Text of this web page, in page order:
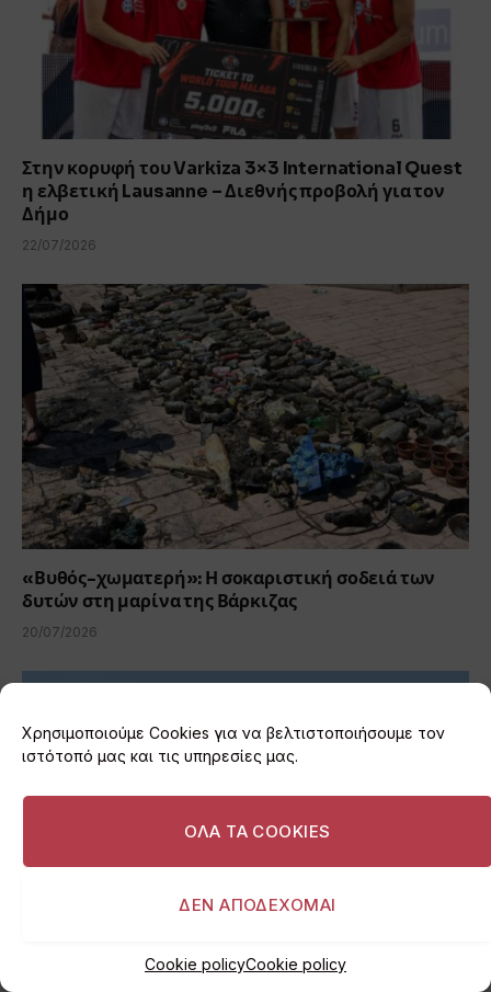
Χρησιμοποιούμε Cookies για να βελτιστοποιήσουμε τον
ιστότοπό μας και τις υπηρεσίες μας.
ΟΛΑ ΤΑ COOKIES
ΔΕΝ ΑΠΟΔΕΧΟΜΑΙ
Cookie policyCookie policy
Στην κορυφή του Varkiza 3×3 International Quest
η ελβετική Lausanne – Διεθνής προβολή για τον
Δήμο
22/07/2026
«Βυθός-χωματερή»: Η σοκαριστική σοδειά των
δυτών στη μαρίνα της Βάρκιζας
20/07/2026
Δύο θάνατοι στη θάλασσα της Βάρκιζας μέσα σε